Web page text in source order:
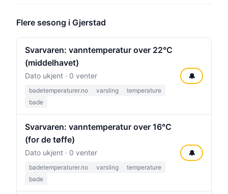
Flere sesong i Gjerstad
Svarvaren: vanntemperatur over 22°C
(middelhavet)
Dato ukjent · 0 venter
badetemperaturer.no varsling
temperature
bade
🔔
Svarvaren: vanntemperatur over 16°C
(for de tøffe)
Dato ukjent · 0 venter
badetemperaturer.no varsling
temperature
bade
🔔